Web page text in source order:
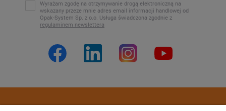
Wyrażam zgodę na otrzymywanie drogą elektroniczną na
wskazany przeze mnie adres email informacji handlowej od
Opak-System Sp. z o.o. Usługa świadczona zgodnie z
regulaminem newslettera